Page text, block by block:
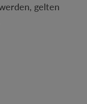
gelten